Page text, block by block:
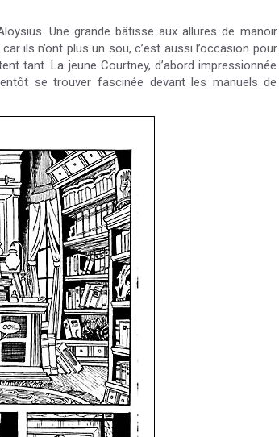
Une grande bâtisse aux allures de manoir
ils n’ont plus un sou, c’est aussi l’occasion pour
tant. La jeune Courtney, d’abord impressionnée
se trouver fascinée devant les manuels de